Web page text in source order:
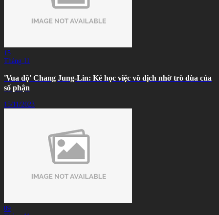
15
Tháng 11
'Vua độ' Chang Jung-Lin: Kẻ học việc vô địch nhờ trò đùa của
số phận
15/11/2023
09